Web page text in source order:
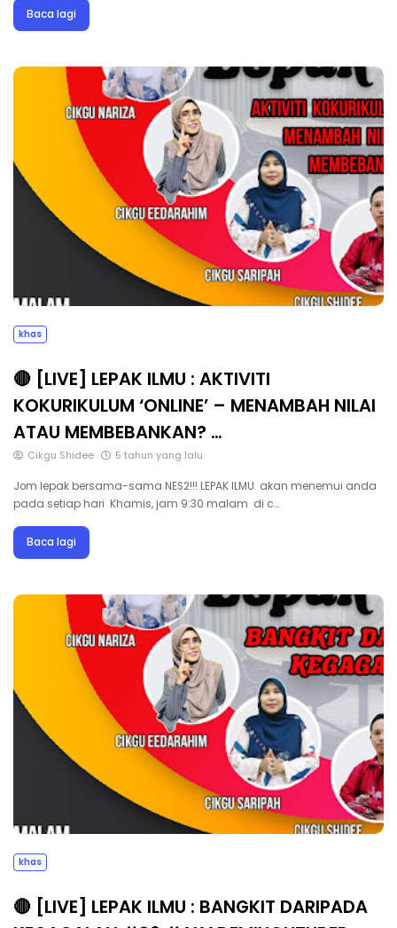
Baca lagi
khas
🔴 [LIVE] LEPAK ILMU : AKTIVITI
KOKURIKULUM ‘ONLINE’ – MENAMBAH NILAI
ATAU MEMBEBANKAN? …
Cikgu Shidee 5 tahun yang lalu
Jom lepak bersama-sama NES2!!! LEPAK ILMU akan menemui anda
pada setiap hari Khamis, jam 9:30 malam di c…
Baca lagi
khas
🔴 [LIVE] LEPAK ILMU : BANGKIT DARIPADA